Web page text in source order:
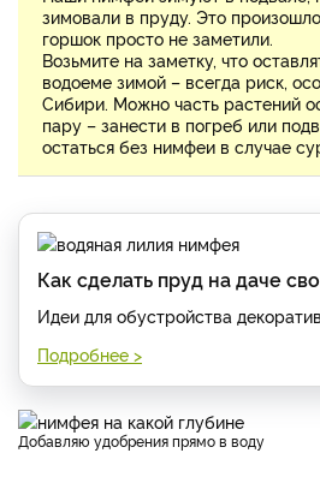
зимовали в пруду. Это
горшок просто не заметили.
Возьмите на заметку, что
водоеме зимой – всегда риск,
Сибири. Можно часть растений
пару – занести в погреб или
остаться без нимфеи в случае
Как сделать пруд на даче
Идеи для обустройства
Подробнее >
Добавляю удобрения прямо в воду